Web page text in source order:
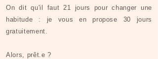
On dit qu'il faut 21 jours pour changer une
habitude : je vous en propose 30 jours
gratuitement.
Alors, prêt.e ?​​